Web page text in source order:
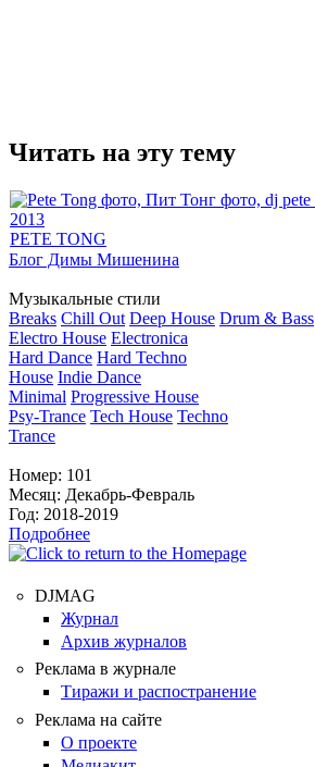
Читать на эту тему
PETE TONG
Блог Димы Мишенина
Музыкальные стили
Breaks Chill Out Deep House Drum & Bass
Electro House Electronica
Hard Dance Hard Techno
House Indie Dance
Minimal Progressive House
Psy-Trance Tech House Techno
Trance
Номер: 101
Месяц: Декабрь-Февраль
Год: 2018-2019
Подробнее
DJMAG
Журнал
Архив журналов
Реклама в журнале
Тиражи и распостранение
Реклама на сайте
О проекте